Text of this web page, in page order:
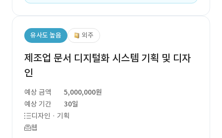
유사도 높음 외주
제조업 문서 디지털화 시스템 기획 및 디자
인
예상 금액
5,000,000원
예상 기간
30일
디자인 · 기획
웹